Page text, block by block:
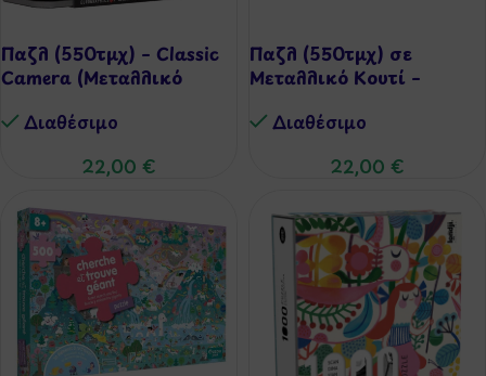
Παζλ (550τμχ) – Classic
Camera (Μεταλλικό
Διαθέσιμo
22,00 €
Παζλ (550τμχ) σε
Μεταλλικό Κουτί –
Διαθέσιμo
22,00 €